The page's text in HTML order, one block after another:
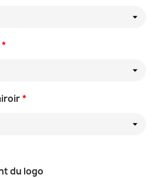
*
*
du logo